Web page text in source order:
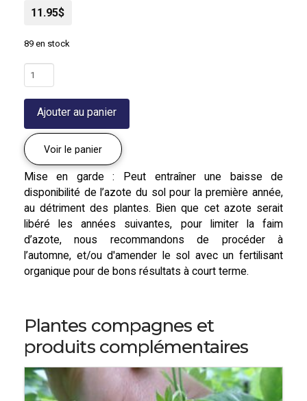
11.95$
89 en stock
quantité
de
Paillis
bois
raméal
fragmenté
de
saule
Ajouter au panier
Voir le panier
Mise en garde : Peut entraîner une baisse de
disponibilité de l’azote du sol pour la première année,
au détriment des plantes. Bien que cet azote serait
libéré les années suivantes, pour limiter la faim
d’azote, nous recommandons de procéder à
l’automne, et/ou d'amender le sol avec un fertilisant
organique pour de bons résultats à court terme.
Plantes compagnes et
produits complémentaires